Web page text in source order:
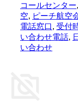
コールセンター,
空, ピーチ航空
電話窓口, 受付
い合わせ電話,
い合わせ